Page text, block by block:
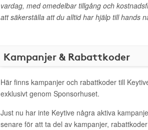
vardag, med omedelbar tillgång och
att säkerställa att du alltid har hjälp till hands
Kampanjer & Rabattkoder
Här finns kampanjer och rabattkoder till
exklusivt genom Sponsorhuset.
Just nu har inte Keytive några aktiva
senare för att ta del av kampanjer,